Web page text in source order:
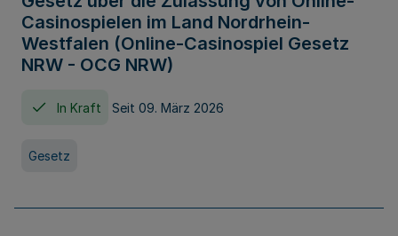
Casinospielen im Land Nordrhein-
Westfalen (Online-Casinospiel Gesetz
NRW - OCG NRW)
In Kraft Seit 09. März 2026
Gesetz